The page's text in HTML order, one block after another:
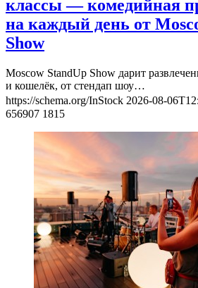
классы — комедийная
на каждый день от
Show
Moscow StandUp Show дарит
и кошелёк, от стендап шоу…
https://schema.org/InStock 2026-08-
656907 1815